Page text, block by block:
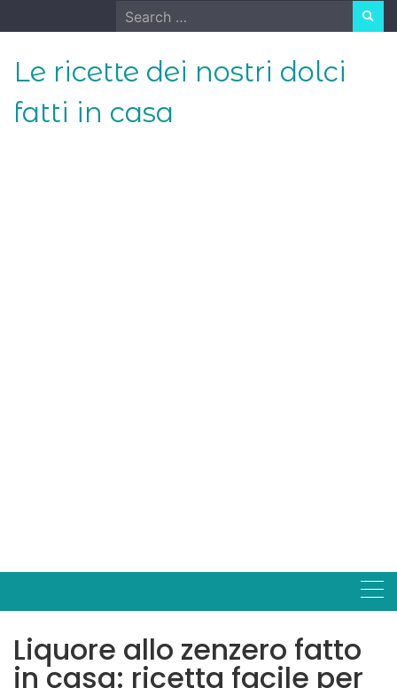
to
Search
for:
Le ricette dei nostri dolci
fatti in casa
Liquore allo zenzero fatto
in casa: ricetta facile per